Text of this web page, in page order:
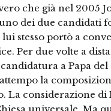
che già nel 2005
dei due candidati
stesso portò a
Per due volte a
a Papa
la
La considerazione di